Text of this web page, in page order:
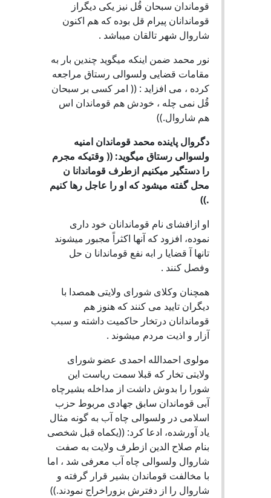
قوماندان سبحان قُل نيز يكى ديگراز
قوماندانان پيرام قل بوده که هم اکنون
شاروال شهر تالقان ميباشد .
نور محمد ضمن اينکه ميگويد چندين بار به
مقامات قضايى ولسوالى رستاق مراجعه
كرده ، مى افزايد : (( امر کسى بر سبحان
قُل نمى چله ، خودش هم قوماندان اس
هم شاروال.))
دگروال پاينده محمد قوماندان امنيه
ولسوالى رستاق ميگويد: (( وقتيکه مجرم
را دستگير ميکنيم ازطرف قوماندانا ن
محل گفته ميشود که او را عاجل رها کنيم
.))
او ازافشاى نام قوماندانان خود دارى
نموده، افزود که آنها اکثراً مجبور ميشوند
تانها آ قضايا ر ابه نفع قوماندانا ن حل
وفصل کنند .
همچنان وکلاى شوراى ولایتی همصدا با
ديگران تاييد مى کنند که هنوز هم
قوماندانان درتخار حاکميت داشته و سبب
آزار و اذيت مردم ميشوند .
مولوی احمدالله احمدی عضو شورای
ولایتی تخار که قبلا سمت رياست اين
شورا را بدوش داشت از مداخله بشيرچاه
آبى قوماندان سابق جهادى مربوط حزب
اسلامى در ولسوالى چاه آب به گونه مثال
ياد آورشده، ادعا کرد: ((يکماه قبل شخصى
بنام صلاح الدين ازطرف ولايت به صفت
شاروال ولسوالى چاه آب معرفی شد ، اما
با مخالفت قوماندان بشير قرار گرفته و
شاروال را از دفترش بزوراخراج نمودند.))